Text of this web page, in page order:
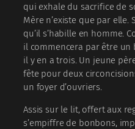
qui exhale du sacrifice de
Mère n’existe que par
qu’il s’habille en homme.
il commencera par être un
il y en a trois. Un jeune
fête pour deux
un foyer d’ouvriers.
Assis sur le lit, offert aux
s’empiffre de bonbons,